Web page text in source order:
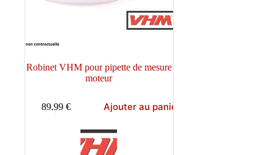
Robinet VHM pour pipette de mesure
moteur
89.99 € Ajouter au panier